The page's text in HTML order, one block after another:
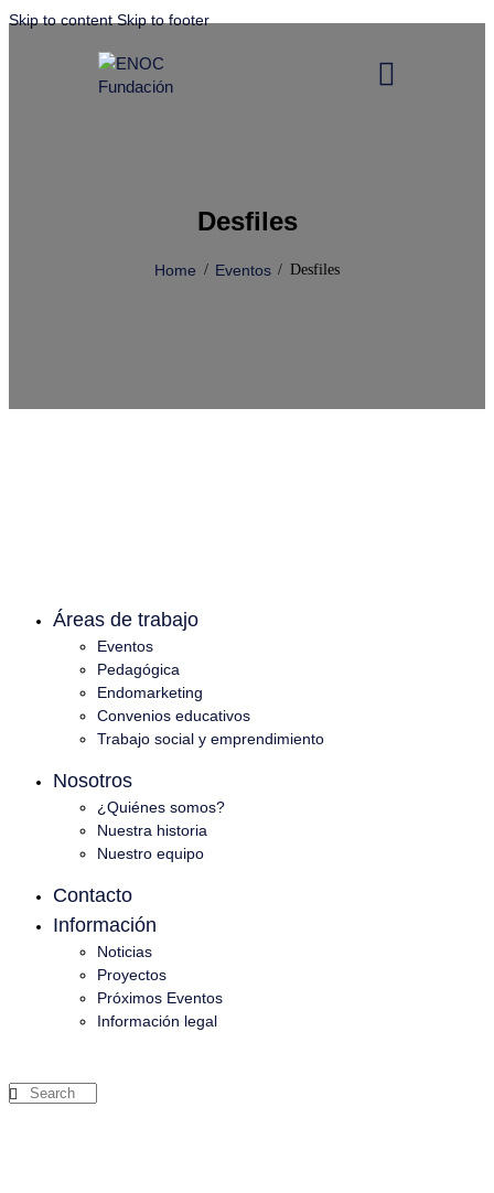
Skip to content Skip to footer
Desfiles
Home Eventos Desfiles
Áreas de trabajo
Eventos
Pedagógica
Endomarketing
Convenios educativos
Trabajo social y emprendimiento
Nosotros
¿Quiénes somos?
Nuestra historia
Nuestro equipo
Contacto
Información
Noticias
Proyectos
Próximos Eventos
Información legal